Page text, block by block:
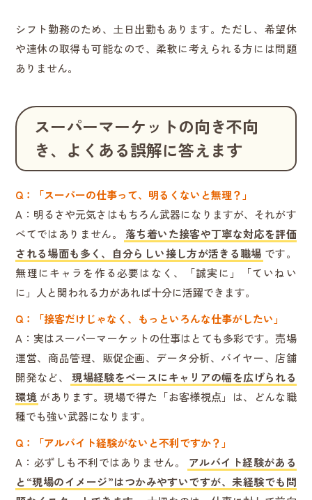
シフト勤務のため、土日出勤もあります。ただし、希望休
や連休の取得も可能なので、柔軟に考えられる方には問題
ありません。
スーパーマーケットの向き不向
き、よくある誤解に答えます
Q：「スーパーの仕事って、明るくないと無理？」
A：明るさや元気さはもちろん武器になりますが、それがす
べてではありません。
落ち着いた接客や丁寧な対応を評価
される場面も多く、自分らしい接し方が活きる職場 です。
無理にキャラを作る必要はなく、「誠実に」「ていねい
に」人と関われる力があれば十分に活躍できます。
Q：「接客だけじゃなく、もっといろんな仕事がしたい」
A：実はスーパーマーケットの仕事はとても多彩です。売場
運営、商品管理、販促企画、データ分析、バイヤー、店舗
開発など、
現場経験をベースにキャリアの幅を広げられる
環境 があります。現場で得た「お客様視点」は、どんな職
種でも強い武器になります。
Q：「アルバイト経験がないと不利ですか？」
A：必ずしも不利ではありません。
アルバイト経験がある
と“現場のイメージ”はつかみやすいですが、未経験でも問